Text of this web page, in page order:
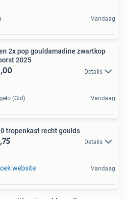
Vandaag
2x pop gouldamadine zwartkop
2025
Details
(Gld) Vandaag
tropenkast recht goulds
Details
website Vandaag